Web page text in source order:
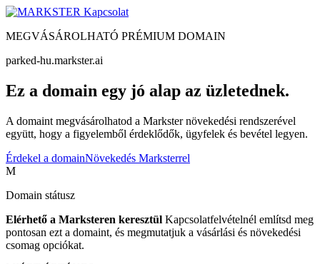
Kapcsolat
MEGVÁSÁROLHATÓ PRÉMIUM DOMAIN
parked-hu.markster.ai
Ez a domain egy jó alap az üzletednek.
A domaint megvásárolhatod a Markster növekedési rendszerével
együtt, hogy a figyelemből érdeklődők, ügyfelek és bevétel legyen.
Érdekel a domainNövekedés Marksterrel
M
Domain státusz
Elérhető a Marksteren keresztül Kapcsolatfelvételnél említsd meg
pontosan ezt a domaint, és megmutatjuk a vásárlási és növekedési
csomag opciókat.